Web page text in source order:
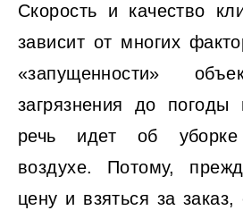
Скорость и качество
зависит от многих
«запущенности»
загрязнения до
речь идет об
воздухе. Потому,
цену и взяться за